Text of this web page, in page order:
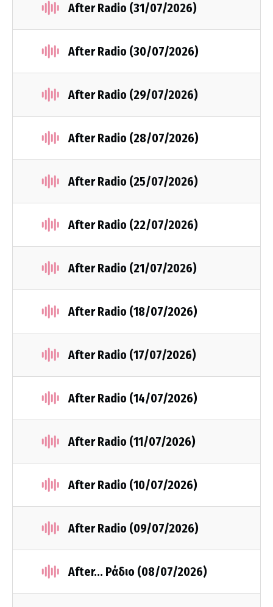
After Radio (31/07/2026)
After Radio (30/07/2026)
After Radio (29/07/2026)
After Radio (28/07/2026)
After Radio (25/07/2026)
After Radio (22/07/2026)
After Radio (21/07/2026)
After Radio (18/07/2026)
After Radio (17/07/2026)
After Radio (14/07/2026)
After Radio (11/07/2026)
After Radio (10/07/2026)
After Radio (09/07/2026)
After... Ράδιο (08/07/2026)